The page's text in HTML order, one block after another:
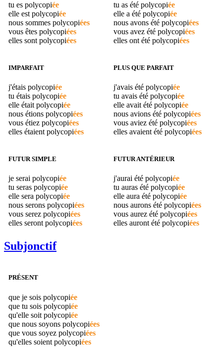
tu es polycopiée
elle est polycopiée
nous sommes polycopiées
vous êtes polycopiées
elles sont polycopiées
tu as été polycopiée
elle a été polycopiée
nous avons été polycopiées
vous avez été polycopiées
elles ont été polycopiées
IMPARFAIT
j'étais polycopiée
tu étais polycopiée
elle était polycopiée
nous étions polycopiées
vous étiez polycopiées
elles étaient polycopiées
PLUS QUE PARFAIT
j'avais été polycopiée
tu avais été polycopiée
elle avait été polycopiée
nous avions été polycopiées
vous aviez été polycopiées
elles avaient été polycopiées
FUTUR SIMPLE
je serai polycopiée
tu seras polycopiée
elle sera polycopiée
nous serons polycopiées
vous serez polycopiées
elles seront polycopiées
FUTUR ANTÉRIEUR
j'aurai été polycopiée
tu auras été polycopiée
elle aura été polycopiée
nous aurons été polycopiées
vous aurez été polycopiées
elles auront été polycopiées
Subjonctif
PRÉSENT
que je sois polycopiée
que tu sois polycopiée
qu'elle soit polycopiée
que nous soyons polycopiées
que vous soyez polycopiées
qu'elles soient polycopiées